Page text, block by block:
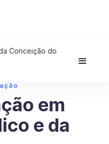
em
e da